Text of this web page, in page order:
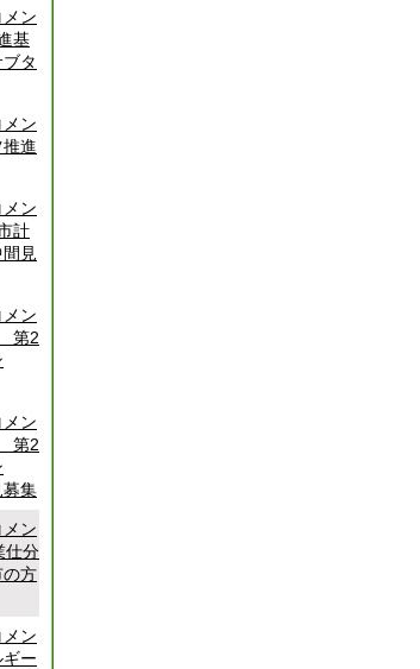
ン
基
タ
ン
進
ン
計
見
ン
第2
ン
第2
募集
ン
仕分
の方
ン
ー